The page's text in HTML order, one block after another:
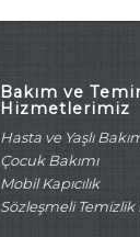
Bakım ve
Hizmetlerimiz
Hasta ve Yaşlı
Çocuk Bakımı
Mobil Kapıcılık
Sözleşmeli